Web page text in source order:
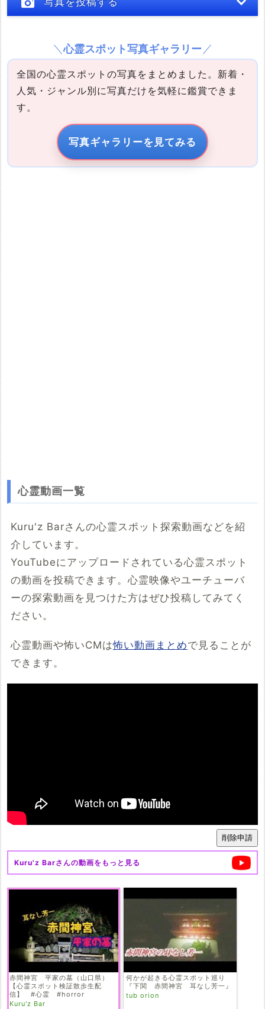
写真の説明
心霊スポット写真ギャラリー
全国の心霊スポットの写真をまとめました。新着・
人気・ジャンル別に写真だけを気軽に鑑賞できま
す。
写真ギャラリーを見てみる
心霊動画一覧
Kuru'z Barさんの心霊スポット探索動画などを紹
介しています。
YouTubeにアップロードされている心霊スポット
の動画を投稿できます。心霊映像やユーチューバ
ーの探索動画を見つけた方はぜひ投稿してみてく
ださい。
心霊動画や怖いCMは怖い動画まとめで見ることが
できます。
Kuru'z Barさんの動画をもっと見る
赤間神宮 平家の墓（山口県）
【心霊スポット検証散歩生配
信】 #心霊 #horror
Kuru'z Bar
何かが起きる心霊スポット巡り
『下関 赤間神宮 耳なし芳一』
tub orion